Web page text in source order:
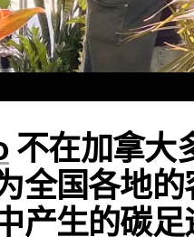
不在加拿大
全国各地
产生的碳